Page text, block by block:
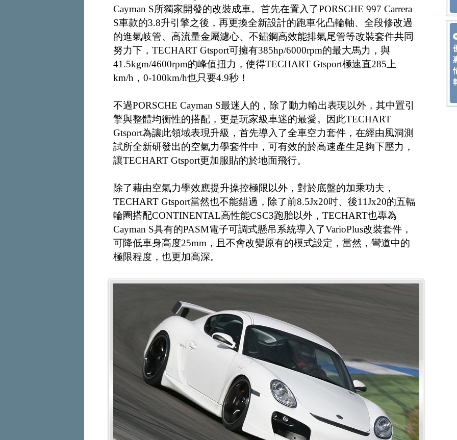
Cayman S所獨家開發的改裝成車。首先在置入了PORSCHE 997 Carrera
S車款的3.8升引擎之後，再更換全新設計的跑車化凸輪軸、全段修改過
的進氣岐管、高流量金屬濾心、不鏽鋼高效能排氣尾管等改裝套件共同
努力下，TECHART Gtsport可擁有385hp/6000rpm的最大馬力，與
41.5kgm/4600rpm的峰值扭力，使得TECHART Gtsport極速直285上
km/h，0-100km/h也只要4.9秒！
不過PORSCHE Cayman S最迷人的，除了動力輸出表現以外，其中置引
擎與整體均衡性的搭配，更是玩家級車迷的最愛。因此TECHART
Gtsport為讓此領域表現升級，首先導入了全車空力套件，在經由風洞測
試所全新研發出的空氣力學套件中，可有效的於高速產生足夠下壓力，
讓TECHART Gtsport更加服貼的於地面飛行。
除了藉由空氣力學效應提升操控極限以外，對於底盤的加乘功夫，
TECHART Gtsport當然也不能錯過，除了前8.5Jx20吋、後11Jx20的五輻
輪圈搭配CONTINENTAL高性能CSC3跑胎以外，TECHART也專為
Cayman S具有的PASM電子可調式懸吊系統導入了VarioPlus改裝套件，
可降低車身高度25mm，且不會改變原有的模式設定，當然，彎道中的
極限程度，也更加高深。